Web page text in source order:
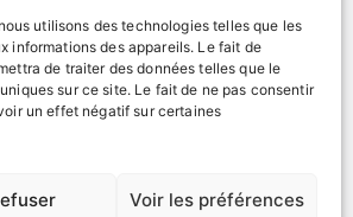
utilisons des technologies telles que les
informations des appareils. Le fait de
de traiter des données telles que le
sur ce site. Le fait de ne pas consentir
un effet négatif sur certaines
Voir les préférences